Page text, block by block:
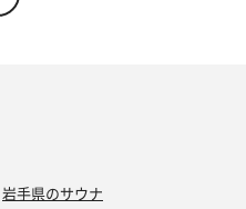
岩手県のサウナ